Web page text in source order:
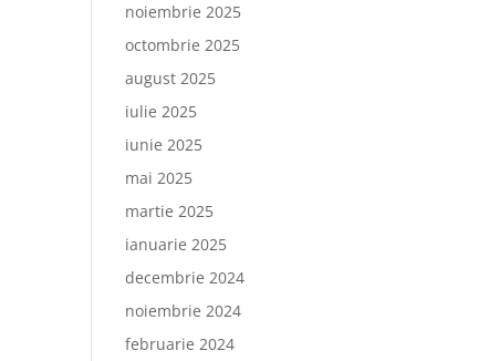
noiembrie 2025
octombrie 2025
august 2025
iulie 2025
iunie 2025
mai 2025
martie 2025
ianuarie 2025
decembrie 2024
noiembrie 2024
februarie 2024